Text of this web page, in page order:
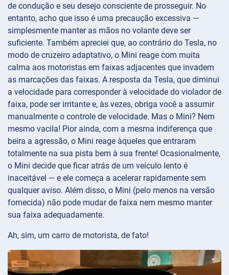
de condução e seu desejo consciente de prosseguir. No
entanto, acho que isso é uma precaução excessiva —
simplesmente manter as mãos no volante deve ser
suficiente. Também apreciei que, ao contrário do Tesla, no
modo de cruzeiro adaptativo, o Mini reage com muita
calma aos motoristas em faixas adjacentes que invadem
as marcações das faixas. A resposta da Tesla, que diminui
a velocidade para corresponder à velocidade do violador de
faixa, pode ser irritante e, às vezes, obriga você a assumir
manualmente o controle de velocidade. Mas o Mini? Nem
mesmo vacila! Pior ainda, com a mesma indiferença que
beira a agressão, o Mini reage àqueles que entraram
totalmente na sua pista bem à sua frente! Ocasionalmente,
o Mini decide que ficar atrás de um veículo lento é
inaceitável — e ele começa a acelerar rapidamente sem
qualquer aviso. Além disso, o Mini (pelo menos na versão
fornecida) não pode mudar de faixa nem mesmo manter
sua faixa adequadamente.
Ah, sim, um carro de motorista, de fato!